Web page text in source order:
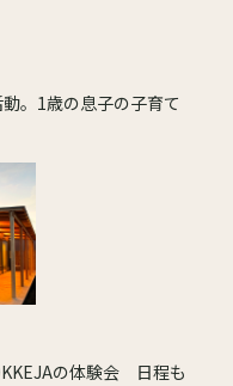
。1歳の息子の子育て
の体験会 日程も